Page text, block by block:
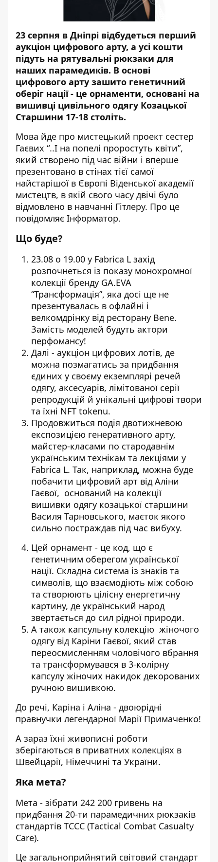
23 серпня в Дніпрі відбудеться перший
аукціон цифрового арту, а усі кошти
підуть на рятувальні рюкзаки для
наших парамедиків. В основі
цифрового арту зашито генетичний
оберіг нації - це орнаменти, основані на
вишивці цивільного одягу Козацької
Старшини 17-18 століть.
Мова йде про мистецький проект сестер
Гаєвих “..І на попелі проростуть квіти”,
який створено під час війни і вперше
презентовано в стінах тієї самої
найстарішої в Європі Віденської академії
мистецтв, в якій свого часу двічі було
відмовлено в навчанні Гітлеру. Про це
повідомляє Інформатор.
Що буде?
23.08 о 19.00 у Fabrica L захід
розпочнеться із показу монохромної
колекції бренду GA.EVA
“Трансформація”, яка досі ще не
презентувалась в офлайні і
велкомдрінку від ресторану Bene.
Замість моделей будуть актори
перфомансу!
Далі - аукціон цифрових лотів, де
можна позмагатись за придбання
єдиних у своєму екземплярі речей
одягу, аксесуарів, лімітованої серії
репродукцій й унікальні цифрові твори
та їхні NFT tokenu.
Продовжиться подія двотижневою
експозицією генеративного арту,
майстер-класами по стародавнім
українським технікам та лекціями у
Fabrica L. Так, наприклад, можна буде
побачити цифровий арт від Аліни
Гаєвої, оснований на колекції
вишивки одягу козацької старшини
Василя Тарновського, маєток якого
сильно постраждав під час вибуху.
Цей орнамент - це код, що є
генетичним оберегом української
нації. Складна система із знаків та
символів, що взаємодіють між собою
та створюють цілісну енергетичну
картину, де український народ
звертається до сил рідної природи.
А також капсульну колекцію жіночого
одягу від Каріни Гаєвої, який став
переосмисленням чоловічого вбрання
та трансформувався в 3-колірну
капсулу жіночих накидок декорованих
ручною вишивкою.
До речі, Каріна і Аліна - двоюрідні
правнучки легендарної Марії Примаченко!
А зараз їхні живописні роботи
зберігаються в приватних колекціях в
Швейцарії, Німеччині та України.
Яка мета?
Мета - зібрати 242 200 гривень на
придбання 20-ти парамедичних рюкзаків
стандартів ТССС (Тactical Combat Casualty
Care).
Це загальноприйнятий світовий стандарт